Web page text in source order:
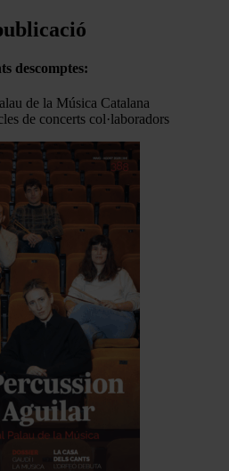
descomptes:
de la Música Catalana
de concerts col·laboradors